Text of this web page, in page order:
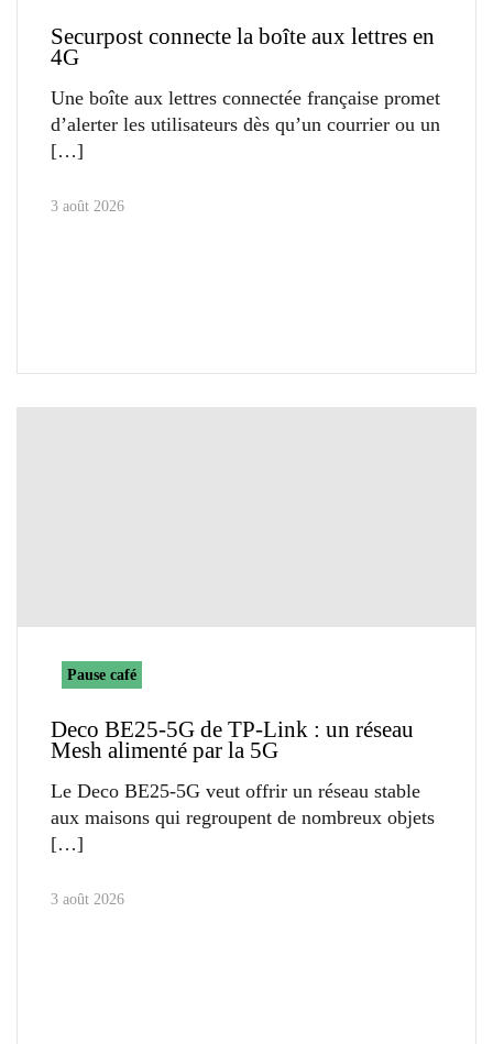
Securpost connecte la boîte aux lettres en
4G
Une boîte aux lettres connectée française promet
d’alerter les utilisateurs dès qu’un courrier ou un
3 août 2026
Pause café
Deco BE25-5G de TP-Link : un réseau
Mesh alimenté par la 5G
Le Deco BE25-5G veut offrir un réseau stable
aux maisons qui regroupent de nombreux objets
3 août 2026